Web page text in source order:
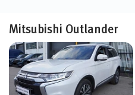
Mitsubishi Outlander